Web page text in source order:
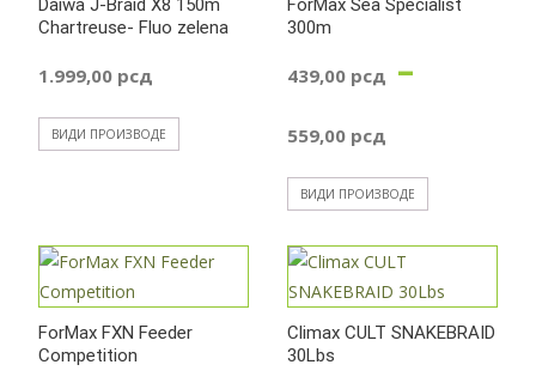
Daiwa J-Braid X8 150m
Chartreuse- Fluo zelena
1.999,00 рсд
ВИДИ ПРОИЗВОДЕ
ForMax Sea Specialist
300m
439,00 рсд –
559,00 рсд
цена:
од
439,00
ВИДИ ПРОИЗВОДЕ
ForMax FXN Feeder
Competition
Climax CULT SNAKEBRAID
30Lbs